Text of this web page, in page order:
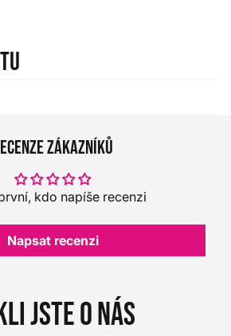
zákazníků
kdo napíše recenzi
Napsat recenzi
jste o nás